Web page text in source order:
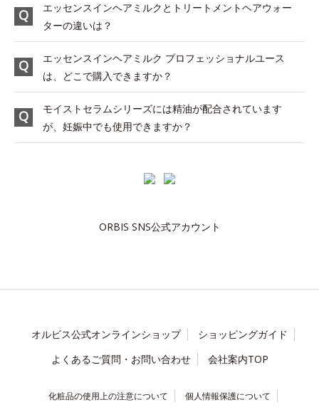
エッセンスインヘアミルクとトリートメントヘアウォー
ターの違いは？
エッセンスインヘアミルク プロフェッショナルユース
は、どこで購入できますか？
モイストセラムシリーズには精油が配合されています
が、妊娠中でも使用できますか？
ORBIS SNS公式アカウント
オルビス公式オンラインショップ
ショッピングガイド
よくあるご質問・お問い合わせ
会社案内TOP
化粧品の使用上の注意について 個人情報保護について